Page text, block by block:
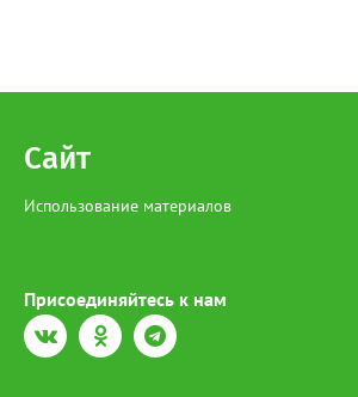
Сайт
Использование материалов
Присоединяйтесь к нам